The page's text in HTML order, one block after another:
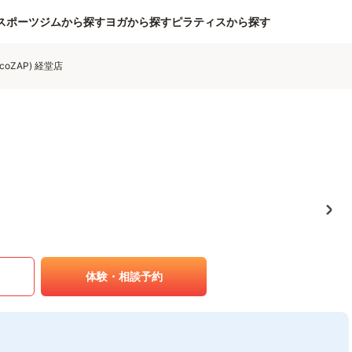
ポーツジムから探すヨガから探すピラティスから探す
経堂店
体験・相談予約